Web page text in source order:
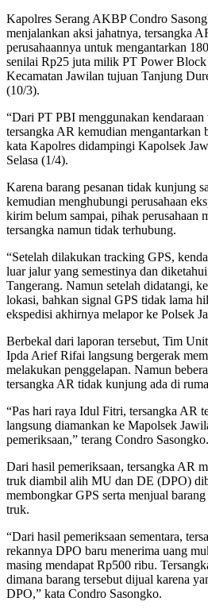
Kapolres Serang AKBP Condro
menjalankan aksi jahatnya, tersangka
perusahaannya untuk mengantarkan
senilai Rp25 juta milik PT Power
Kecamatan Jawilan tujuan Tanjung
(10/3).
“Dari PT PBI menggunakan
tersangka AR kemudian mengantarkan
kata Kapolres didampingi Kapolsek
Selasa (1/4).
Karena barang pesanan tidak kunjung
kemudian menghubungi perusahaan
kirim belum sampai, pihak perusahaan
tersangka namun tidak terhubung.
“Setelah dilakukan tracking GPS,
luar jalur yang semestinya dan
Tangerang. Namun setelah didatangi,
lokasi, bahkan signal GPS tidak lama
ekspedisi akhirnya melapor ke Polsek
Berbekal dari laporan tersebut, Tim
Ipda Arief Rifai langsung bergerak
melakukan penggelapan. Namun
tersangka AR tidak kunjung ada di
“Pas hari raya Idul Fitri, tersangka AR
langsung diamankan ke Mapolsek
pemeriksaan,” terang Condro Sasongko.
Dari hasil pemeriksaan, tersangka AR
truk diambil alih MU dan DE (DPO)
membongkar GPS serta menjual
truk.
“Dari hasil pemeriksaan sementara,
rekannya DPO baru menerima uang
masing mendapat Rp500 ribu.
dimana barang tersebut dijual karena
DPO,” kata Condro Sasongko.